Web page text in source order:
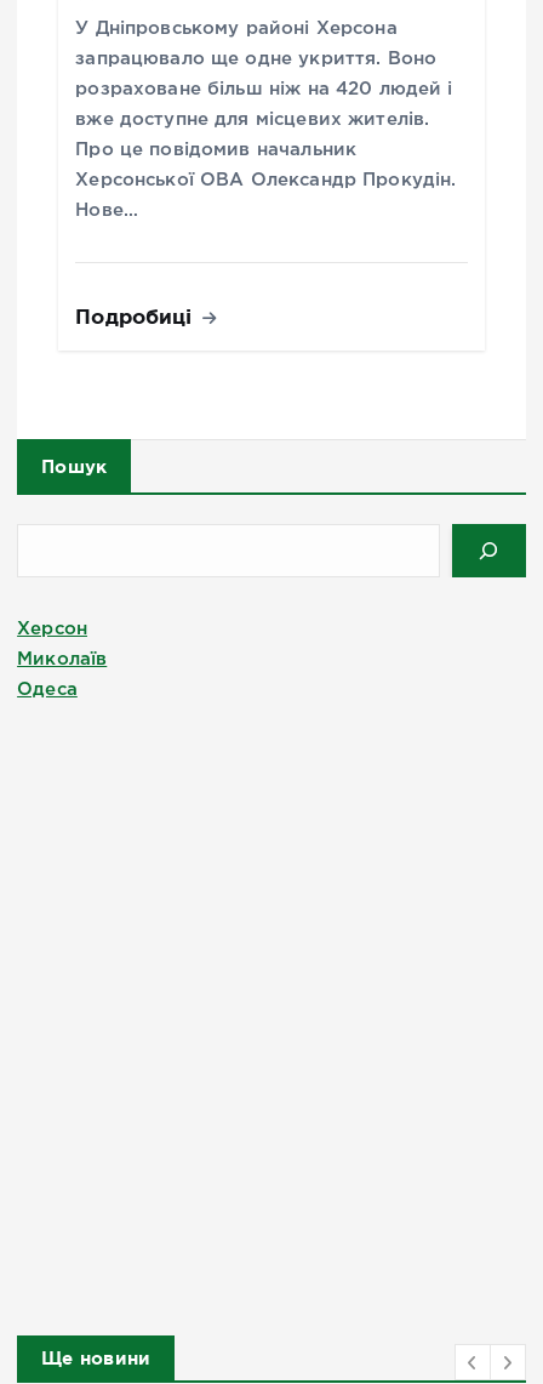
У Дніпровському районі Херсона
запрацювало ще одне укриття. Воно
розраховане більш ніж на 420 людей і
вже доступне для місцевих жителів.
Про це повідомив начальник
Херсонської ОВА Олександр Прокудін.
Нове…
Подробиці
Пошук
Херсон
Миколаїв
Одеса
Ще новини